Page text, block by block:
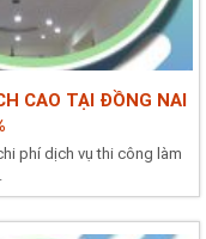
CAO TẠI ĐỒNG NAI
phí dịch vụ thi công làm